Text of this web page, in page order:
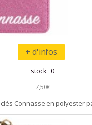
+ d'infos
stock 0
7,50€
Connasse en polyester